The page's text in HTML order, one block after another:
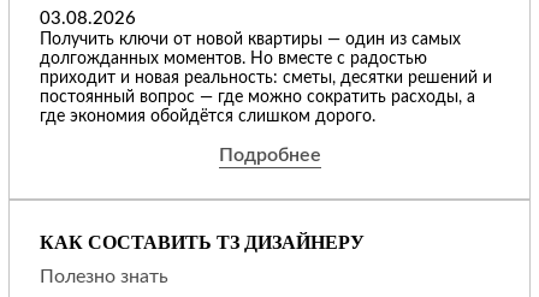
03.08.2026
Получить ключи от новой квартиры — один из самых
долгожданных моментов. Но вместе с радостью
приходит и новая реальность: сметы, десятки решений и
постоянный вопрос — где можно сократить расходы, а
где экономия обойдётся слишком дорого.
Подробнее
КАК СОСТАВИТЬ ТЗ ДИЗАЙНЕРУ
Полезно знать